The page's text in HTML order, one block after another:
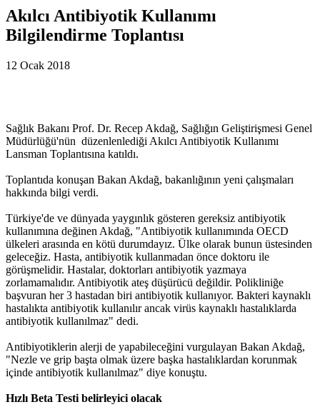
Akılcı Antibiyotik Kullanımı
Bilgilendirme Toplantısı
12 Ocak 2018
Sağlık Bakanı Prof. Dr. Recep Akdağ, Sağlığın Geliştirişmesi Genel
Müdürlüğü'nün düzenlenlediği Akılcı Antibiyotik Kullanımı
Lansman Toplantısına katıldı.
Toplantıda konuşan Bakan Akdağ, bakanlığının yeni çalışmaları
hakkında bilgi verdi.
Türkiye'de ve dünyada yaygınlık gösteren gereksiz antibiyotik
kullanımına değinen Akdağ, "Antibiyotik kullanımında OECD
ülkeleri arasında en kötü durumdayız. Ülke olarak bunun üstesinden
geleceğiz. Hasta, antibiyotik kullanmadan önce doktoru ile
görüşmelidir. Hastalar, doktorları antibiyotik yazmaya
zorlamamalıdır. Antibiyotik ateş düşürücü değildir. Polikliniğe
başvuran her 3 hastadan biri antibiyotik kullanıyor. Bakteri kaynaklı
hastalıkta antibiyotik kullanılır ancak virüs kaynaklı hastalıklarda
antibiyotik kullanılmaz" dedi.
Antibiyotiklerin alerji de yapabileceğini vurgulayan Bakan Akdağ,
"Nezle ve grip başta olmak üzere başka hastalıklardan korunmak
içinde antibiyotik kullanılmaz" diye konuştu.
Hızlı Beta Testi belirleyici olacak